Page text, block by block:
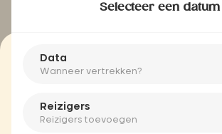
Selecteer een datum
Data
Wanneer vertrekken?
Reizigers
Reizigers toevoegen